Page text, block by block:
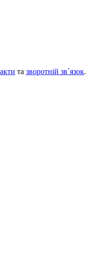
та зворотній зв`язок.